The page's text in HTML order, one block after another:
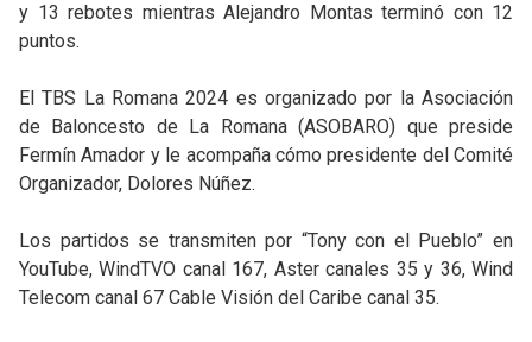
y 13 rebotes mientras Alejandro Montas terminó con 12
puntos.
El TBS La Romana 2024 es organizado por la Asociación
de Baloncesto de La Romana (ASOBARO) que preside
Fermín Amador y le acompaña cómo presidente del Comité
Organizador, Dolores Núñez.
Los partidos se transmiten por “Tony con el Pueblo” en
YouTube, WindTVO canal 167, Aster canales 35 y 36, Wind
Telecom canal 67 Cable Visión del Caribe canal 35.